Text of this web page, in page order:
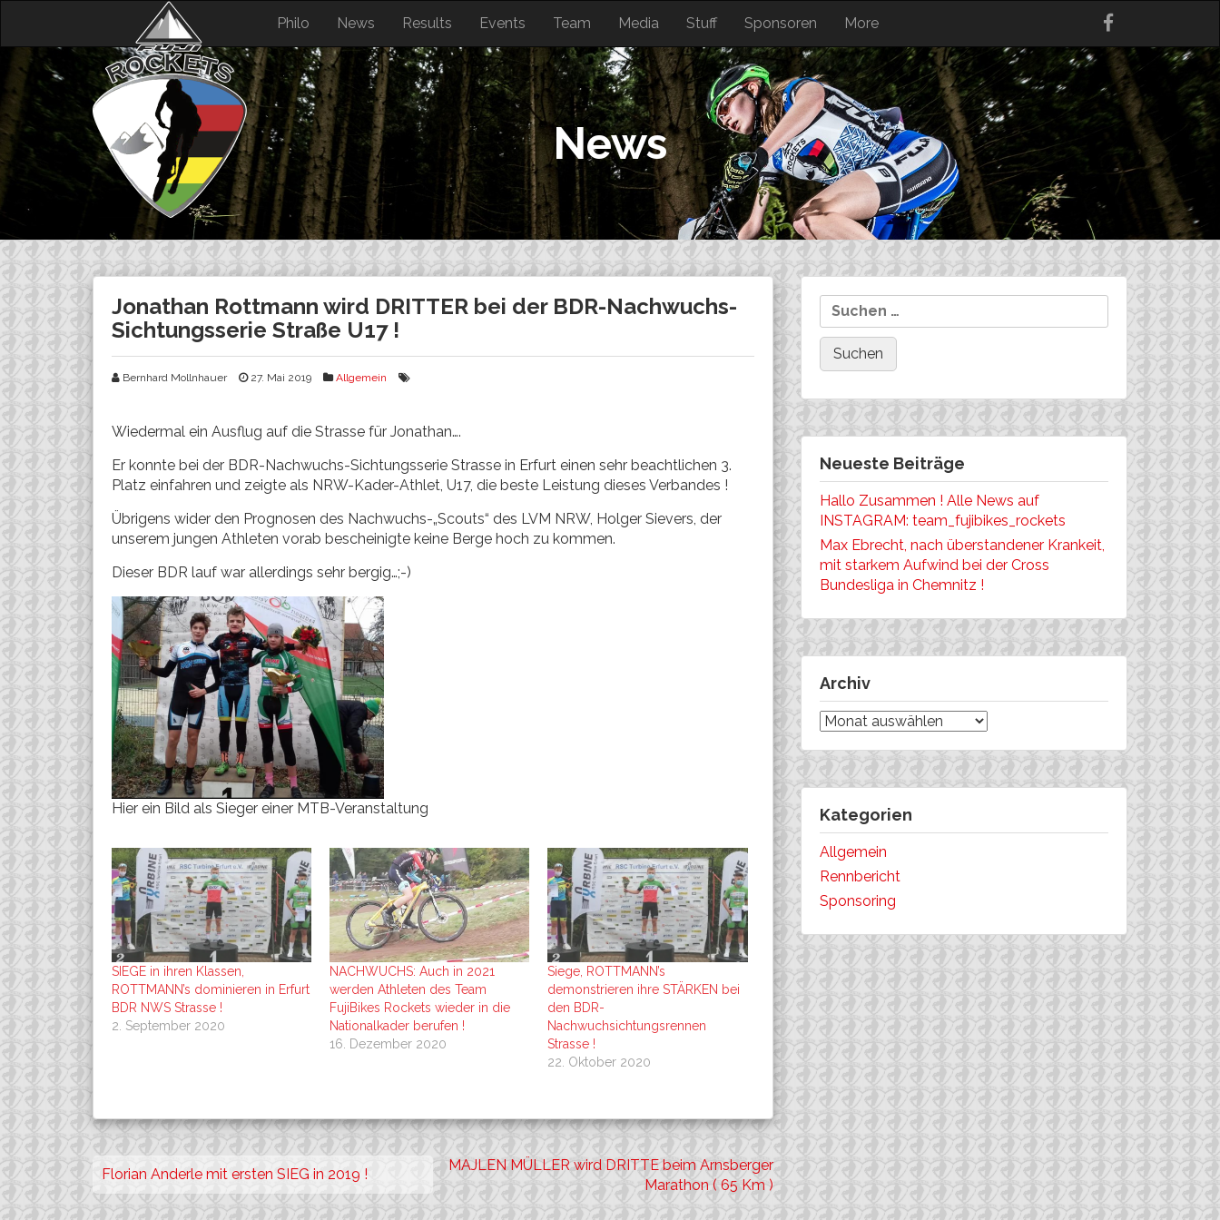
content
Philo News Results Events Team Media Stuff Sponsoren More
News
Jonathan Rottmann wird DRITTER bei der BDR-Nachwuchs-
Sichtungsserie Straße U17 !
Bernhard Mollnhauer 27. Mai 2019 Allgemein
Wiedermal ein Ausflug auf die Strasse für Jonathan….
Er konnte bei der BDR-Nachwuchs-Sichtungsserie Strasse in Erfurt einen sehr beachtlichen 3.
Platz einfahren und zeigte als NRW-Kader-Athlet, U17, die beste Leistung dieses Verbandes !
Übrigens wider den Prognosen des Nachwuchs-„Scouts“ des LVM NRW, Holger Sievers, der
unserem jungen Athleten vorab bescheinigte keine Berge hoch zu kommen.
Dieser BDR lauf war allerdings sehr bergig…;-)
Hier ein Bild als Sieger einer MTB-Veranstaltung
SIEGE in ihren Klassen,
ROTTMANN’s dominieren in Erfurt
BDR NWS Strasse !
2. September 2020
NACHWUCHS: Auch in 2021
werden Athleten des Team
FujiBikes Rockets wieder in die
Nationalkader berufen !
16. Dezember 2020
Siege, ROTTMANN’s
demonstrieren ihre STÄRKEN bei
den BDR-
Nachwuchsichtungsrennen
Strasse !
22. Oktober 2020
Beitragsnavigation
Florian Anderle mit ersten SIEG in 2019 !
MAJLEN MÜLLER wird DRITTE beim Arnsberger
Marathon ( 65 Km )
Suchen
nach:
Neueste Beiträge
Hallo Zusammen ! Alle News auf
INSTAGRAM: team_fujibikes_rockets
Max Ebrecht, nach überstandener Krankeit,
mit starkem Aufwind bei der Cross
Bundesliga in Chemnitz !
Archiv
Archiv
Kategorien
Allgemein
Rennbericht
Sponsoring